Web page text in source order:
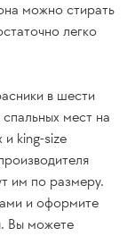
можно стирать
легко
в шести
мест на
и king-size
им по размеру.
и оформите
. Вы можете